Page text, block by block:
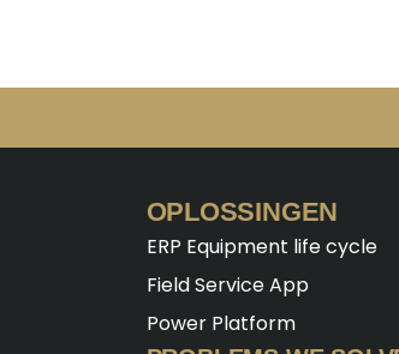
OPLOSSINGEN
ERP Equipment life cycle
Field Service App
Power Platform